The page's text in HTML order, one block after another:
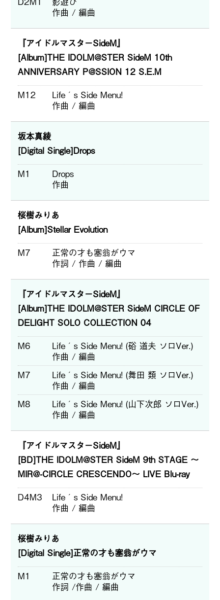
作曲 / 編曲
『アイドルマスターSideM』
[Album]THE IDOLM@STER SideM 10th
ANNIVERSARY P@SSION 12 S.E.M
M12
Life´s Side Menu!
作曲 / 編曲
坂本真綾
[Digital Single]Drops
M1
Drops
作曲
桜樹みりあ
[Album]Stellar Evolution
M7
正常の才も塞翁がウマ
作詞 / 作曲 / 編曲
『アイドルマスターSideM』
[Album]THE IDOLM@STER SideM CIRCLE OF
DELIGHT SOLO COLLECTION 04
M6
Life´s Side Menu! (硲 道夫 ソロVer.)
作曲 / 編曲
M7
Life´s Side Menu! (舞田 類 ソロVer.)
作曲 / 編曲
M8
Life´s Side Menu! (山下次郎 ソロVer.)
作曲 / 編曲
『アイドルマスターSideM』
[BD]THE IDOLM@STER SideM 9th STAGE ～
MIR@-CIRCLE CRESCENDO～ LIVE Blu-ray
D4M3
Life´s Side Menu!
作曲 / 編曲
桜樹みりあ
[Digital Single]正常の才も塞翁がウマ
M1
正常の才も塞翁がウマ
作詞 /作曲 / 編曲